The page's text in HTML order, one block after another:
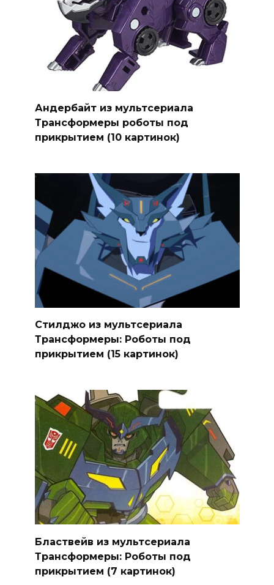
Андербайт из мультсериала
Трансформеры роботы под
прикрытием (10 картинок)
Стилджо из мультсериала
Трансформеры: Роботы под
прикрытием (15 картинок)
Бластвейв из мультсериала
Трансформеры: Роботы под
прикрытием (7 картинок)